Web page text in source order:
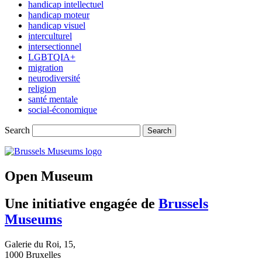
handicap intellectuel
handicap moteur
handicap visuel
interculturel
intersectionnel
LGBTQIA+
migration
neurodiversité
religion
santé mentale
social-économique
Search
(opens
Open Museum
Une initiative engagée de Brussels
Museums
Galerie du Roi, 15,
1000 Bruxelles